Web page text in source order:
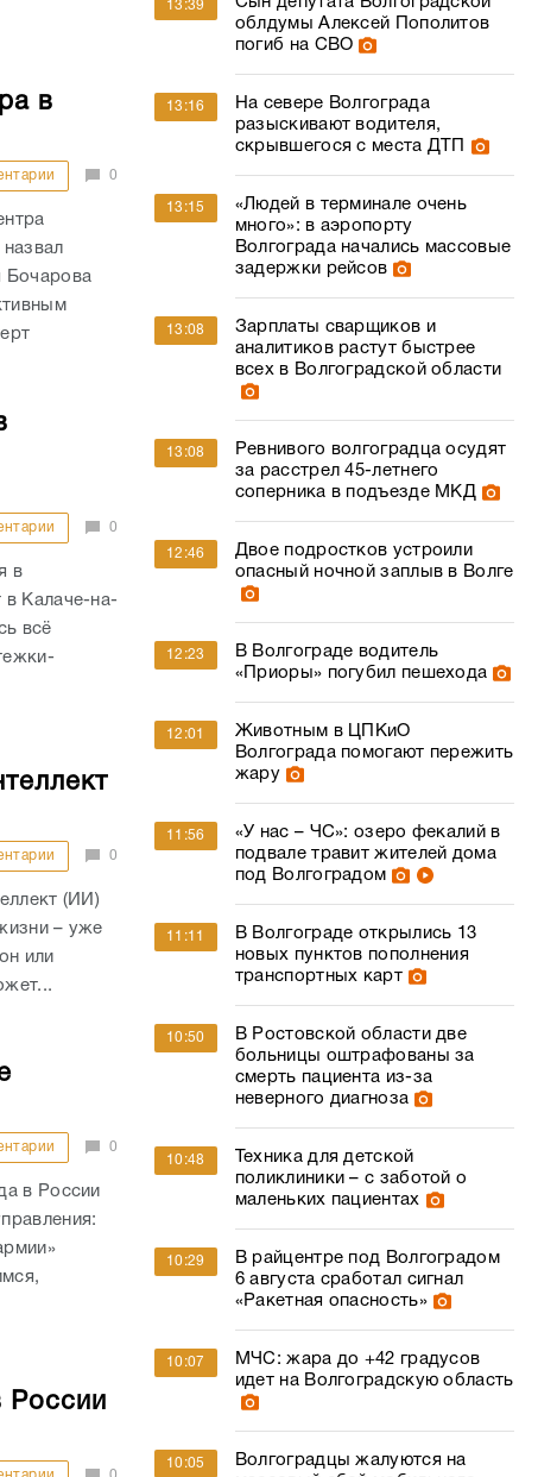
в
0
Бочарова
0
в
Калаче-на-
всё
0
(ИИ)
– уже
или
0
в России
России
13:39
облдумы Алексей Пополитов
погиб на СВО
13:16
На севере Волгограда
разыскивают водителя,
скрывшегося с места ДТП
13:15
«Людей в терминале очень
много»: в аэропорту
Волгограда начались массовые
задержки рейсов
13:08
Зарплаты сварщиков и
аналитиков растут быстрее
всех в Волгоградской области
13:08
Ревнивого волгоградца осудят
за расстрел 45-летнего
соперника в подъезде МКД
12:46
Двое подростков устроили
опасный ночной заплыв в Волге
12:23
В Волгограде водитель
«Приоры» погубил пешехода
12:01
Животным в ЦПКиО
Волгограда помогают пережить
жару
11:56
«У нас – ЧС»: озеро фекалий в
подвале травит жителей дома
под Волгоградом
11:11
В Волгограде открылись 13
новых пунктов пополнения
транспортных карт
10:50
В Ростовской области две
больницы оштрафованы за
смерть пациента из-за
неверного диагноза
10:48
Техника для детской
поликлиники – с заботой о
маленьких пациентах
10:29
В райцентре под Волгоградом
6 августа сработал сигнал
«Ракетная опасность»
10:07
МЧС: жара до +42 градусов
идет на Волгоградскую область
10:05
Волгоградцы жалуются на